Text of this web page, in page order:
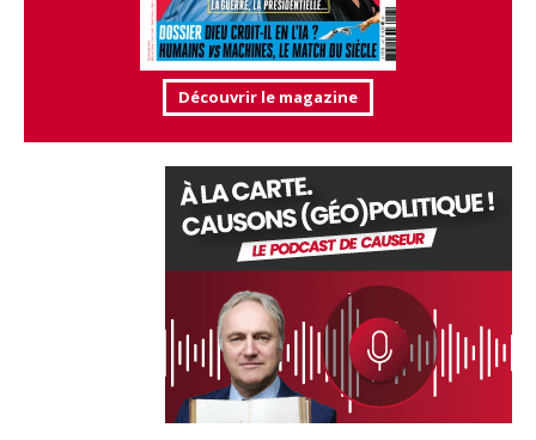
Découvrir le magazine